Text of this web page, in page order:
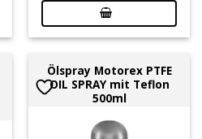
Ölspray Motorex PTFE
OIL SPRAY mit Teflon
500ml